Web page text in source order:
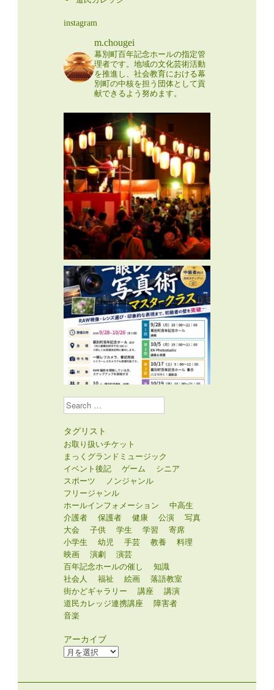
instagram
m.chougei
幕別町百年記念ホールの指定管
理者です。地域の文化芸術活動
を推進し、社会教育における幕
別町の中核を担う団体として貢
献できるよう努めます。
Search
タグリスト
お取り扱いチケット
まっくグランドミュージック
イベント後記
ゲーム
シニア
スポーツ
ノンジャンル
フリージャンル
ホールインフォメーション
中高生
介護者
保護者 健康 公演
写真
大会
子供 学生 学習
寄席
小学生
幼児 手芸 教養
料理
映画
演劇
演芸
百年記念ホールの催し
知識
社会人
福祉 絵画
落語教室
街かどギャラリー
講座
講演
道民カレッジ連携講座
障害者
音楽
アーカイブ
ア